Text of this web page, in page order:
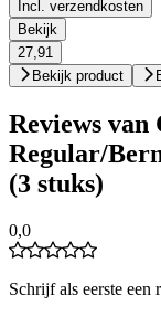
Incl. verzendkosten
Bekijk
27,91
Bekijk product
Reviews van
Regular/
(3 stuks)
0,0
Schrijf als eerste